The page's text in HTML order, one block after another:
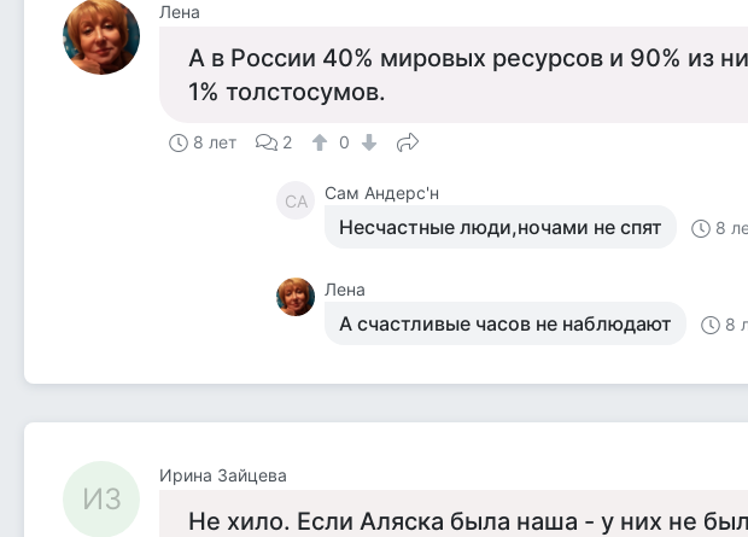
Лена
А в России 40% мировых ресурсов и 90% из
1% толстосумов.
8 лет 2 0
СА Сам Андерс'н
Несчастные люди,ночами не спят 8
Лена
А счастливые часов не наблюдают 8
ИЗ
Ирина Зайцева
Не хило. Если Аляска была наша - у них не